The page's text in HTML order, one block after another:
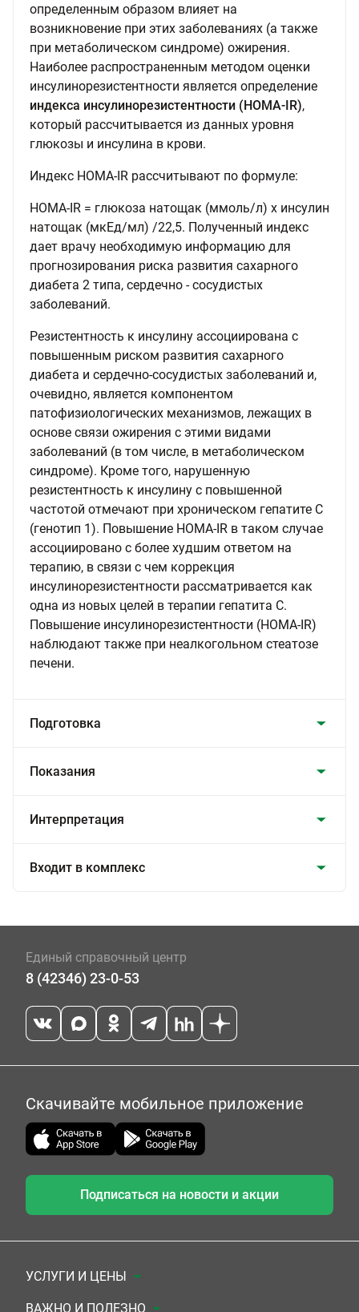
определенным образом влияет на
возникновение при этих заболеваниях (а также
при метаболическом синдроме) ожирения.
Наиболее распространенным методом оценки
инсулинорезистентности является определение
индекса инсулинорезистентности (НОМА-IR),
который рассчитывается из данных уровня
глюкозы и инсулина в крови.
Индекс HOMA-IR рассчитывают по формуле:
HOMA-IR = глюкоза натощак (ммоль/л) х инсулин
натощак (мкЕд/мл) /22,5. Полученный индекс
дает врачу необходимую информацию для
прогнозирования риска развития сахарного
диабета 2 типа, сердечно - сосудистых
заболеваний.
Резистентность к инсулину ассоциирована с
повышенным риском развития сахарного
диабета и сердечно-сосудистых заболеваний и,
очевидно, является компонентом
патофизиологических механизмов, лежащих в
основе связи ожирения с этими видами
заболеваний (в том числе, в метаболическом
синдроме). Кроме того, нарушенную
резистентность к инсулину с повышенной
частотой отмечают при хроническом гепатите С
(генотип 1). Повышение HOMA-IR в таком случае
ассоциировано с более худшим ответом на
терапию, в связи с чем коррекция
инсулинорезистентности рассматривается как
одна из новых целей в терапии гепатита С.
Повышение инсулинорезистентности (HOMA-IR)
наблюдают также при неалкогольном стеатозе
печени.
Подготовка
Показания
Интерпретация
Входит в комплекс
Единый справочный центр
8 (42346) 23-0-53
Скачивайте мобильное приложение
Подписаться на новости и акции
УСЛУГИ И ЦЕНЫ
Анализы
ВАЖНО И ПОЛЕЗНО